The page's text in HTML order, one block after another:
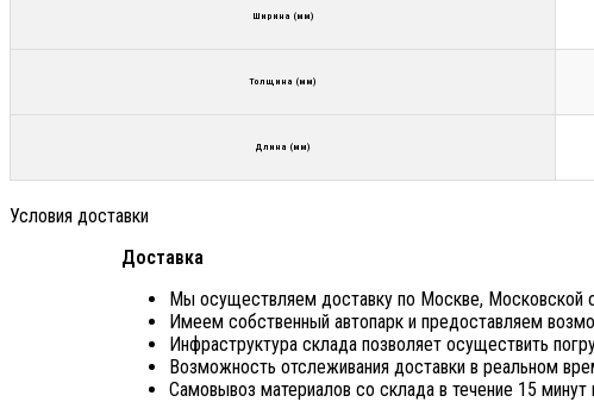
Ширина (мм)
Толщина (мм)
Длина (мм)
Условия доставки
Доставка
Мы осуществляем доставку по Москве, Московской
Имеем собственный автопарк и предоставляем
Инфраструктура склада позволяет осуществить
Возможность отслеживания доставки в реальном
Самовывоз материалов со склада в течение 15 минут